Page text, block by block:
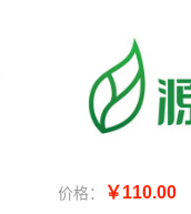
价格： ￥110.00